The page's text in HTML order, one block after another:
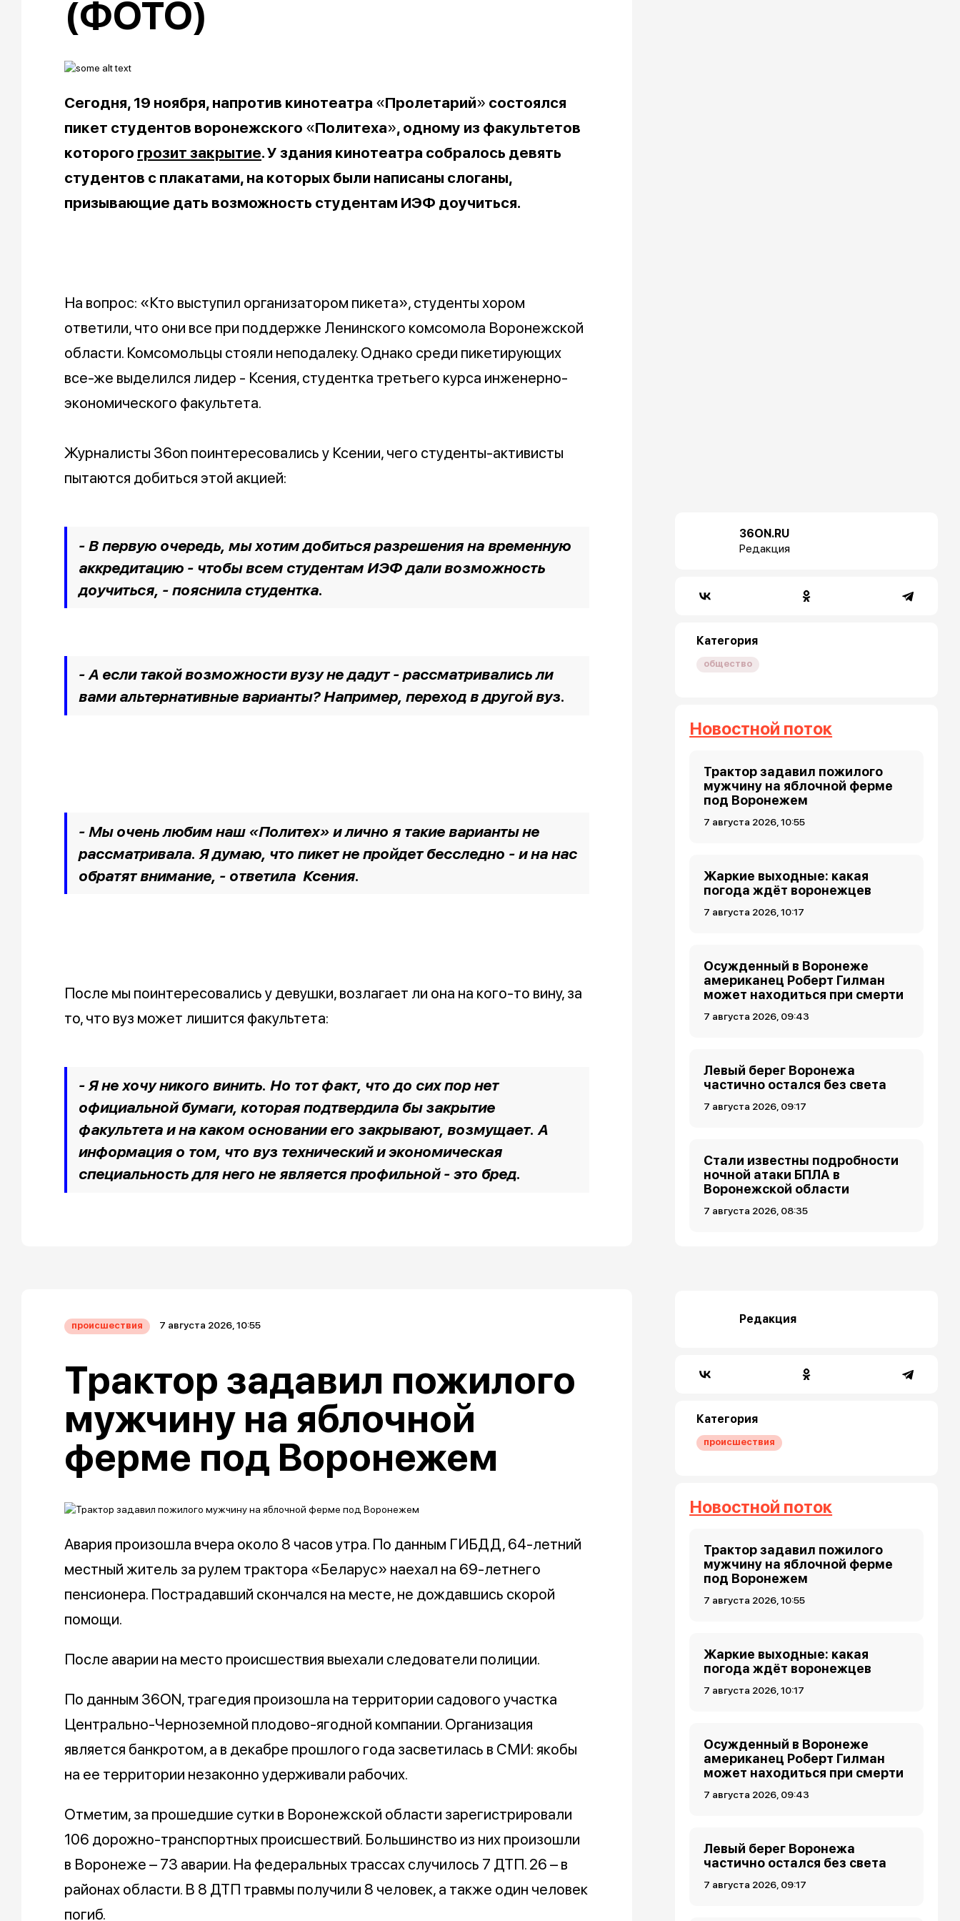
(ФОТО)
Сегодня, 19 ноября, напротив кинотеатра «Пролетарий» состоялся
пикет студентов воронежского «Политеха», одному из факультетов
которого грозит закрытие. У здания кинотеатра собралось девять
студентов с плакатами, на которых были написаны слоганы,
призывающие дать возможность студентам ИЭФ доучиться.
На вопрос: «Кто выступил организатором пикета», студенты хором
ответили, что они все при поддержке Ленинского комсомола Воронежской
области. Комсомольцы стояли неподалеку. Однако среди пикетирующих
все-же выделился лидер - Ксения, студентка третьего курса инженерно-
экономического факультета.
Журналисты 36on поинтересовались у Ксении, чего студенты-активисты
пытаются добиться этой акцией:
- В первую очередь, мы хотим добиться разрешения на временную
аккредитацию - чтобы всем студентам ИЭФ дали возможность
доучиться, - пояснила студентка.
- А если такой возможности вузу не дадут - рассматривались ли
вами альтернативные варианты? Например, переход в другой вуз.
- Мы очень любим наш «Политех» и лично я такие варианты не
рассматривала. Я думаю, что пикет не пройдет бесследно - и на нас
обратят внимание, - ответила Ксения.
После мы поинтересовались у девушки, возлагает ли она на кого-то вину, за
то, что вуз может лишится факультета:
- Я не хочу никого винить. Но тот факт, что до сих пор нет
официальной бумаги, которая подтвердила бы закрытие
факультета и на каком основании его закрывают, возмущает. А
информация о том, что вуз технический и экономическая
специальность для него не является профильной - это бред.
36ON.RU
Редакция
Категория
общество
Новостной поток
Трактор задавил пожилого
мужчину на яблочной ферме
под Воронежем
7 августа 2026, 10:55
Жаркие выходные: какая
погода ждёт воронежцев
7 августа 2026, 10:17
Осужденный в Воронеже
американец Роберт Гилман
может находиться при смерти
7 августа 2026, 09:43
Левый берег Воронежа
частично остался без света
7 августа 2026, 09:17
Стали известны подробности
ночной атаки БПЛА в
Воронежской области
7 августа 2026, 08:35
происшествия 7 августа 2026, 10:55
Трактор задавил пожилого
мужчину на яблочной
ферме под Воронежем
Авария произошла вчера около 8 часов утра. По данным ГИБДД, 64-летний
местный житель за рулем трактора «Беларус» наехал на 69-летнего
пенсионера. Пострадавший скончался на месте, не дождавшись скорой
помощи.
После аварии на место происшествия выехали следователи полиции.
По данным 36ON, трагедия произошла на территории садового участка
Центрально-Черноземной плодово-ягодной компании. Организация
является банкротом, а в декабре прошлого года засветилась в СМИ: якобы
на ее территории незаконно удерживали рабочих.
Отметим, за прошедшие сутки в Воронежской области зарегистрировали
106 дорожно-транспортных происшествий. Большинство из них произошли
в Воронеже – 73 аварии. На федеральных трассах случилось 7 ДТП. 26 – в
районах области. В 8 ДТП травмы получили 8 человек, а также один человек
погиб.
Редакция
Категория
происшествия
Новостной поток
Трактор задавил пожилого
мужчину на яблочной ферме
под Воронежем
7 августа 2026, 10:55
Жаркие выходные: какая
погода ждёт воронежцев
7 августа 2026, 10:17
Осужденный в Воронеже
американец Роберт Гилман
может находиться при смерти
7 августа 2026, 09:43
Левый берег Воронежа
частично остался без света
7 августа 2026, 09:17